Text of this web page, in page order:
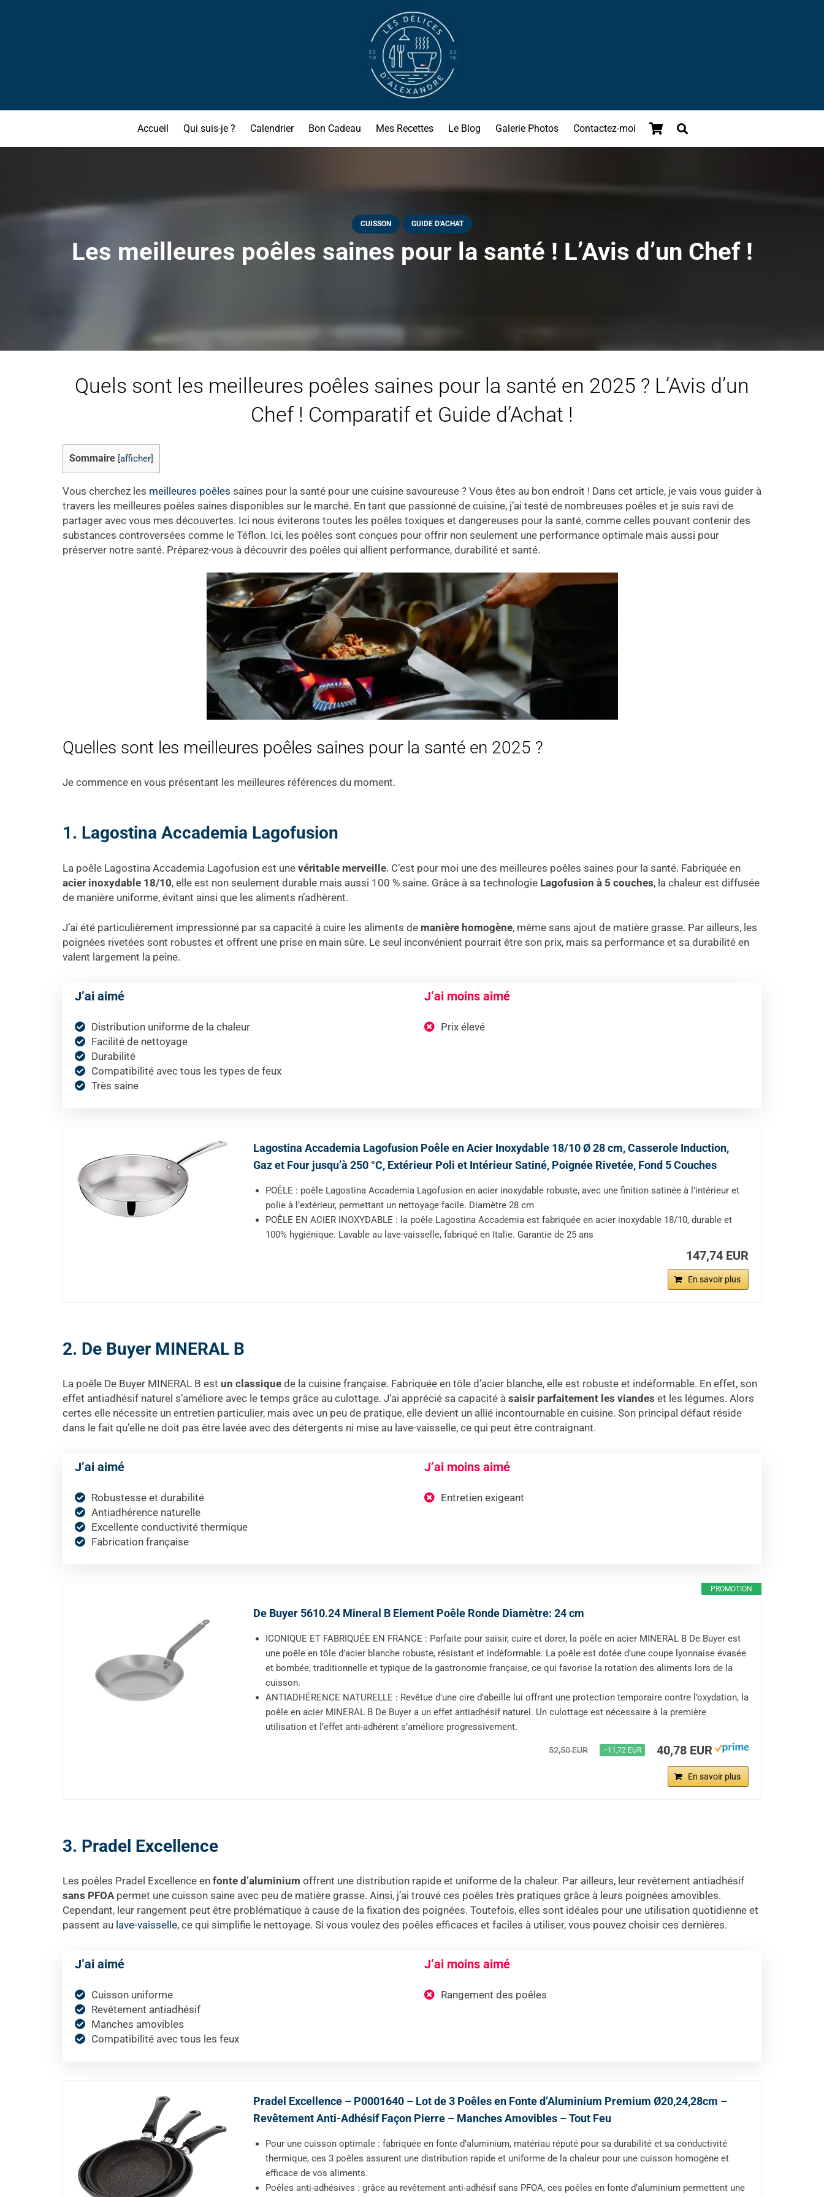
Accueil Qui suis-je ? Calendrier Bon Cadeau Mes Recettes Le Blog Galerie Photos Contactez-moi
CUISSON GUIDE D'ACHAT
Les meilleures poêles saines pour la santé ! L’Avis d’un Chef !
Quels sont les meilleures poêles saines pour la santé en 2025 ? L’Avis d’un
Chef ! Comparatif et Guide d’Achat !
Sommaire afficher
Vous cherchez les meilleures poêles saines pour la santé pour une cuisine savoureuse ? Vous êtes au bon endroit ! Dans cet article, je vais vous guider à
travers les meilleures poêles saines disponibles sur le marché. En tant que passionné de cuisine, j’ai testé de nombreuses poêles et je suis ravi de
partager avec vous mes découvertes. Ici nous éviterons toutes les poêles toxiques et dangereuses pour la santé, comme celles pouvant contenir des
substances controversées comme le Téflon. Ici, les poêles sont conçues pour offrir non seulement une performance optimale mais aussi pour
préserver notre santé. Préparez-vous à découvrir des poêles qui allient performance, durabilité et santé.
Quelles sont les meilleures poêles saines pour la santé en 2025 ?
Je commence en vous présentant les meilleures références du moment.
1. Lagostina Accademia Lagofusion
La poêle Lagostina Accademia Lagofusion est une véritable merveille. C’est pour moi une des meilleures poêles saines pour la santé. Fabriquée en
acier inoxydable 18/10, elle est non seulement durable mais aussi 100 % saine. Grâce à sa technologie Lagofusion à 5 couches, la chaleur est diffusée
de manière uniforme, évitant ainsi que les aliments n’adhèrent.
J’ai été particulièrement impressionné par sa capacité à cuire les aliments de manière homogène, même sans ajout de matière grasse. Par ailleurs, les
poignées rivetées sont robustes et offrent une prise en main sûre. Le seul inconvénient pourrait être son prix, mais sa performance et sa durabilité en
valent largement la peine.
J’ai aimé
Distribution uniforme de la chaleur
Facilité de nettoyage
Durabilité
Compatibilité avec tous les types de feux
Très saine
J’ai moins aimé
Prix élevé
Lagostina Accademia Lagofusion Poêle en Acier Inoxydable 18/10 Ø 28 cm, Casserole Induction,
Gaz et Four jusqu’à 250 °C, Extérieur Poli et Intérieur Satiné, Poignée Rivetée, Fond 5 Couches
POÊLE : poêle Lagostina Accademia Lagofusion en acier inoxydable robuste, avec une finition satinée à l’intérieur et
polie à l’extérieur, permettant un nettoyage facile. Diamètre 28 cm
POÊLE EN ACIER INOXYDABLE : la poêle Lagostina Accademia est fabriquée en acier inoxydable 18/10, durable et
100% hygiénique. Lavable au lave-vaisselle, fabriqué en Italie. Garantie de 25 ans
147,74 EUR
En savoir plus
2. De Buyer MINERAL B
La poêle De Buyer MINERAL B est un classique de la cuisine française. Fabriquée en tôle d’acier blanche, elle est robuste et indéformable. En effet, son
effet antiadhésif naturel s’améliore avec le temps grâce au culottage. J’ai apprécié sa capacité à saisir parfaitement les viandes et les légumes. Alors
certes elle nécessite un entretien particulier, mais avec un peu de pratique, elle devient un allié incontournable en cuisine. Son principal défaut réside
dans le fait qu’elle ne doit pas être lavée avec des détergents ni mise au lave-vaisselle, ce qui peut être contraignant.
J’ai aimé
Robustesse et durabilité
Antiadhérence naturelle
Excellente conductivité thermique
Fabrication française
J’ai moins aimé
Entretien exigeant
PROMOTION
De Buyer 5610.24 Mineral B Element Poêle Ronde Diamètre: 24 cm
ICONIQUE ET FABRIQUÉE EN FRANCE : Parfaite pour saisir, cuire et dorer, la poêle en acier MINERAL B De Buyer est
une poêle en tôle d’acier blanche robuste, résistant et indéformable. La poêle est dotée d’une coupe lyonnaise évasée
et bombée, traditionnelle et typique de la gastronomie française, ce qui favorise la rotation des aliments lors de la
cuisson.
ANTIADHÉRENCE NATURELLE : Revêtue d’une cire d’abeille lui offrant une protection temporaire contre l’oxydation, la
poêle en acier MINERAL B De Buyer a un effet antiadhésif naturel. Un culottage est nécessaire à la première
utilisation et l’effet anti-adhérent s’améliore progressivement.
52,50 EUR −11,72 EUR 40,78 EUR
En savoir plus
3. Pradel Excellence
Les poêles Pradel Excellence en fonte d’aluminium offrent une distribution rapide et uniforme de la chaleur. Par ailleurs, leur revêtement antiadhésif
sans PFOApermet une cuisson saine avec peu de matière grasse. Ainsi, j’ai trouvé ces poêles très pratiques grâce à leurs poignées amovibles.
Cependant, leur rangement peut être problématique à cause de la fixation des poignées. Toutefois, elles sont idéales pour une utilisation quotidienne et
passent au lave-vaisselle, ce qui simplifie le nettoyage. Si vous voulez des poêles efficaces et faciles à utiliser, vous pouvez choisir ces dernières.
J’ai aimé
Cuisson uniforme
Revêtement antiadhésif
Manches amovibles
Compatibilité avec tous les feux
J’ai moins aimé
Rangement des poêles
Pradel Excellence – P0001640 – Lot de 3 Poêles en Fonte d’Aluminium Premium Ø20,24,28cm –
Revêtement Anti-Adhésif Façon Pierre – Manches Amovibles – Tout Feu
Pour une cuisson optimale : fabriquée en fonte d’aluminium, matériau réputé pour sa durabilité et sa conductivité
thermique, ces 3 poêles assurent une distribution rapide et uniforme de la chaleur pour une cuisson homogène et
efficace de vos aliments.
Poêles anti-adhésives : grâce au revêtement anti-adhésif sans PFOA, ces poêles en fonte d’aluminium permettent une